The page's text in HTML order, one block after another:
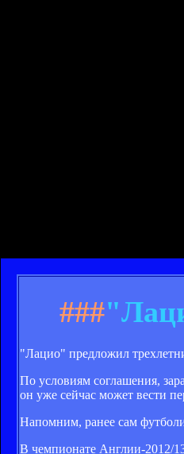
###
"Лацио" предложил
По условиям соглашения,
он уже сейчас может вести
Напомним, ранее сам
В чемпионате Англии-2012/